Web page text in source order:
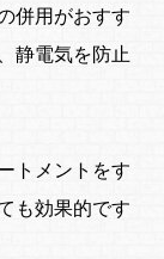
併用がおすす
静電気を防止
トメントをす
も効果的です